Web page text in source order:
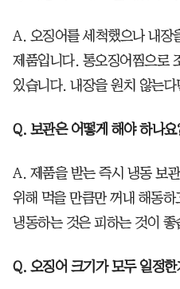
A. 오징어를 세척했으나 내장
제품입니다. 통오징어찜으로
있습니다. 내장을 원치 않는
Q. 보관은 어떻게 해야 하나요
A. 제품을 받는 즉시 냉동 보
위해 먹을 만큼만 꺼내 해동
냉동하는 것은 피하는 것이 좋
Q. 오징어 크기가 모두 일정한